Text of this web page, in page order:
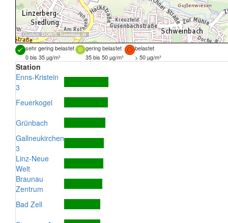
Quellen: DORIS, basemap.at
sehr gering belastet gering belastet
belastet
0 bis 35 µg/m³
35 bis 50 µg/m³ > 50 µg/m³
Station
Enns-Kristein
3
Feuerkogel
Grünbach
Gallneukirchen
3
Linz-Neue
Welt
Braunau
Zentrum
Bad Zell